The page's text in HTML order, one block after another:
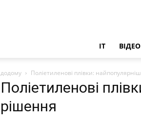
IT ВІДЕО
додому Поліетиленові плівки:
Поліетиленові
рішення